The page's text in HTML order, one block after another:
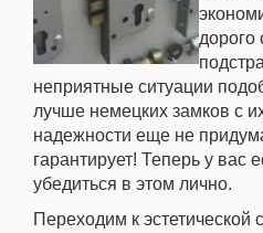
дорого
неприятные ситуации
лучше немецких замков с
надежности еще не
гарантирует! Теперь у вас
убедиться в этом лично.
Переходим к